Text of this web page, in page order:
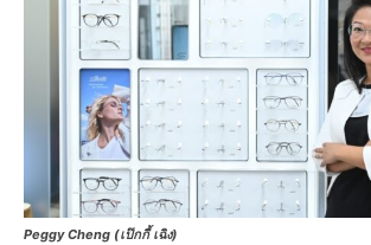
Peggy Cheng (เป๊กกี้ เฉิง)